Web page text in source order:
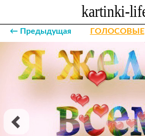
← Предыдущая ГОЛОСОВЫЕ